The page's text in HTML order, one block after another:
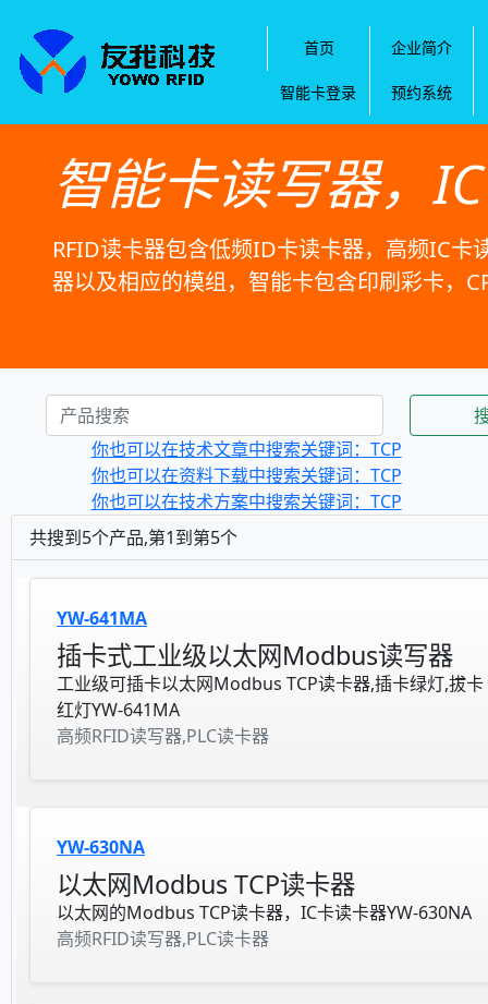
首页 企业简介
智能卡登录 预约系统
智能卡读写器，
RFID读卡器包含低频ID卡读卡器，高频IC卡
器以及相应的模组，智能卡包含印刷彩卡，
你也可以在技术文章中搜索关键词：TCP
你也可以在资料下载中搜索关键词：TCP
你也可以在技术方案中搜索关键词：TCP
共搜到5个产品,第1到第5个
YW-641MA
插卡式工业级以太网Modbus读写器
工业级可插卡以太网Modbus TCP读卡器,插卡绿灯,拔卡
红灯YW-641MA
高频RFID读写器,PLC读卡器
YW-630NA
以太网Modbus TCP读卡器
以太网的Modbus TCP读卡器，IC卡读卡器YW-630NA
高频RFID读写器,PLC读卡器